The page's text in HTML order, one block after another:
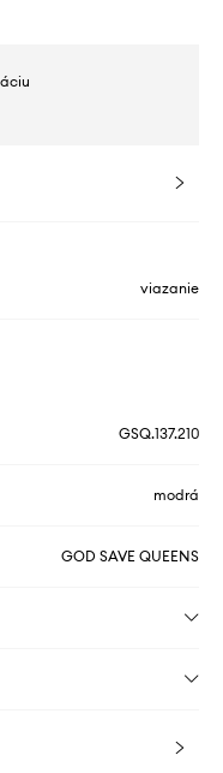
viazanie
GSQ.137.210
modrá
GOD SAVE QUEENS